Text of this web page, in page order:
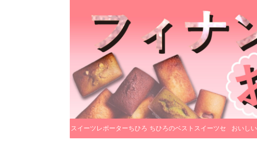
スイーツレポーターちひろ ちひろのベストスイーツセ おいし